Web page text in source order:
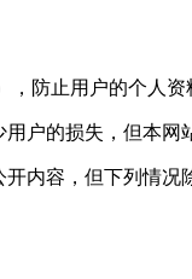
防止用户的个人资
用户的损失，但本
内容，但下列情况